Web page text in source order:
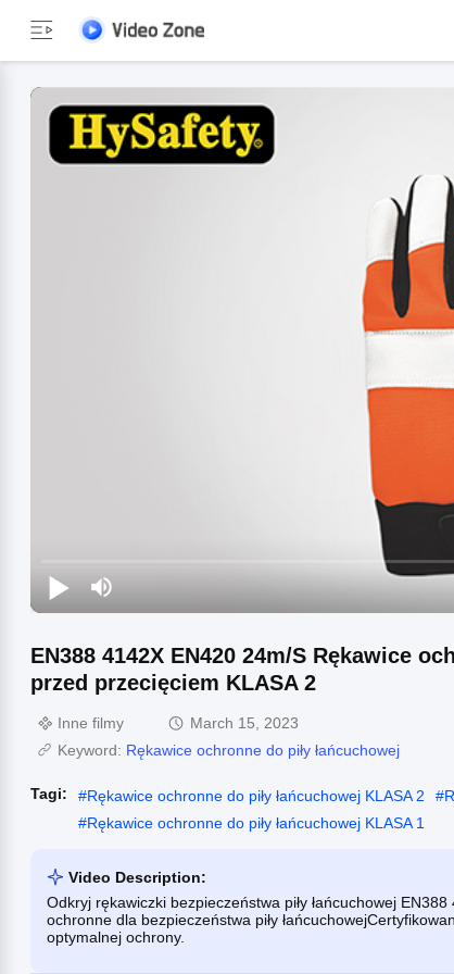
EN388 4142X EN420 24m/S Rękawice
przed przecięciem KLASA 2
Inne filmy
March 15, 2023
Keyword: Rękawice ochronne do piły łańcuchowej
Tagi: #Rękawice ochronne do piły łańcuchowej KLASA 2 #
#Rękawice ochronne do piły łańcuchowej KLASA 1
Video Description:
Odkryj rękawiczki bezpieczeństwa piły łańcuchowej
ochronne dla bezpieczeństwa piły
optymalnej ochrony.